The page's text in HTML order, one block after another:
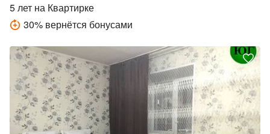
5 лет на Квартирке
30% вернётся бонусами